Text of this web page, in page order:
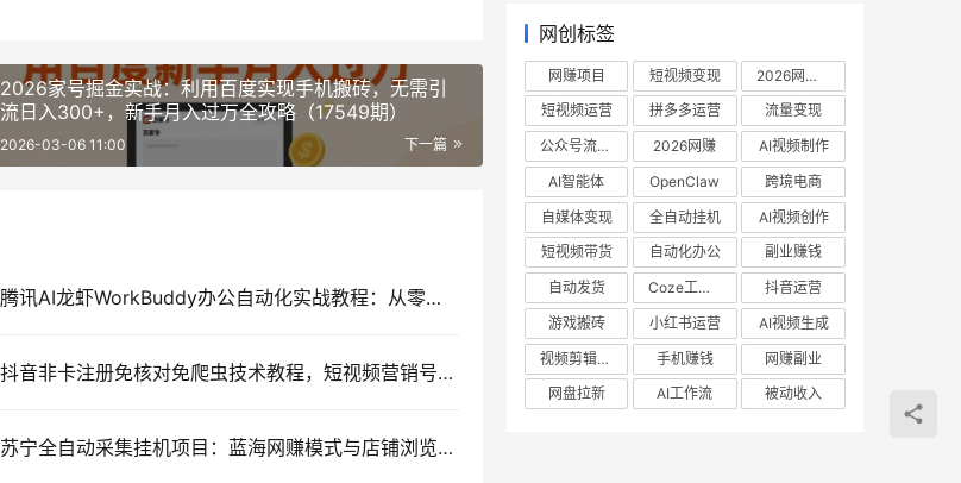
2026家号掘金实战：利用百度实现手机搬砖，无需引
流日入300+，新手月入过万全攻略（17549期）
下一篇
2026-03-06 11:00
腾讯AI龙虾WorkBuddy办公自动化实战教程：从零基础数字员工部署到AI高效办公全场景指南
抖音非卡注册免核对免爬虫技术教程，短视频营销号批量搭建与SEO实战指南
苏宁全自动采集挂机项目：蓝海网赚模式与店铺浏览权重推广实操揭秘
网创标签
网赚项目 短视频变现
2026网赚项目
短视频运营
拼多多运营
流量变现
公众号流量主
2026网赚
AI视频制作
AI智能体
OpenClaw
跨境电商
自媒体变现
全自动挂机
AI视频创作
短视频带货
自动化办公
副业赚钱
自动发货
Coze工作流
抖音运营
游戏搬砖
小红书运营
AI视频生成
视频剪辑教程
手机赚钱
网赚副业
网盘拉新
AI工作流 被动收入